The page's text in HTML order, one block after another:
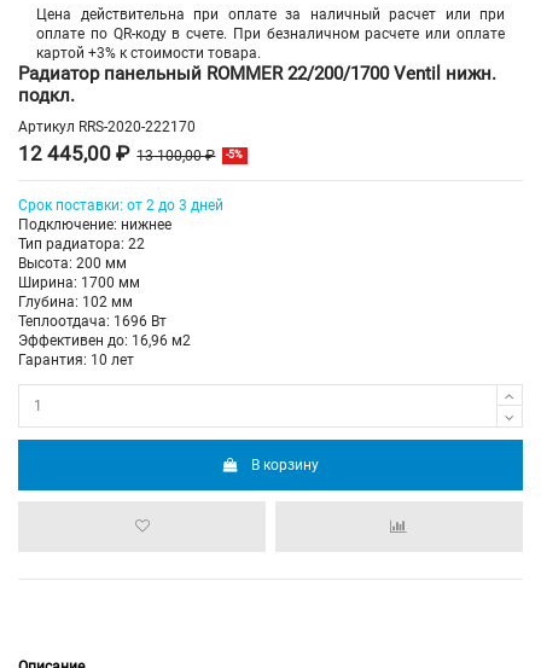
Цена действительна при оплате за наличный расчет или при
оплате по QR-коду в счете. При безналичном расчете или оплате
картой +3% к стоимости товара.
Радиатор панельный ROMMER 22/200/1700 Ventil нижн.
подкл.
Артикул RRS-2020-222170
12 445,00 ₽ 13 100,00 ₽ -5%
Срок поставки: от 2 до 3 дней
Подключение: нижнее
Тип радиатора: 22
Высота: 200 мм
Ширина: 1700 мм
Глубина: 102 мм
Теплоотдача: 1696 Вт
Эффективен до: 16,96 м2
Гарантия: 10 лет
В корзину